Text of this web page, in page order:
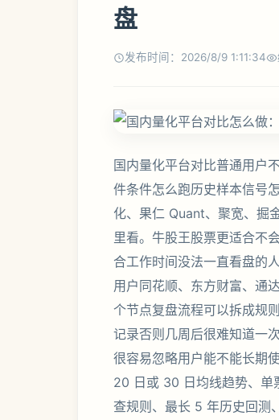
盘
发布时间：2026/8/9 1:11:34
国内量化平台对比普通用户
件条件怎么跑历史样本信号
化、果仁 Quant、聚宽、掘
里看。牛股王股票更适合不
合工作时间没法一直看盘的
用户同花顺、东方财富、通
个节点复盘流程可以拆成规
记录否则几周后很难知道一
很容易忽略用户能不能长期
20 日或 30 日均线趋势、单
查规则、最长 5 年历史回测